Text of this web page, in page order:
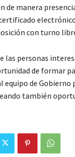
manera
con turno
las personas
de formar
equipo de
también